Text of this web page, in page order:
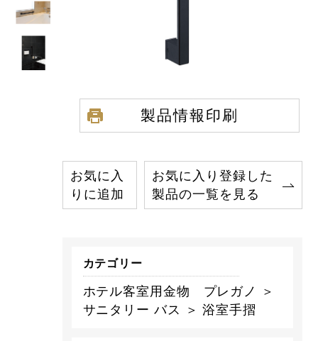
製品情報印刷
お気に入
りに追加
お気に入り登録した
製品の一覧を見る
カテゴリー
ホテル客室用金物 プレガノ ＞
サニタリー バス ＞ 浴室手摺